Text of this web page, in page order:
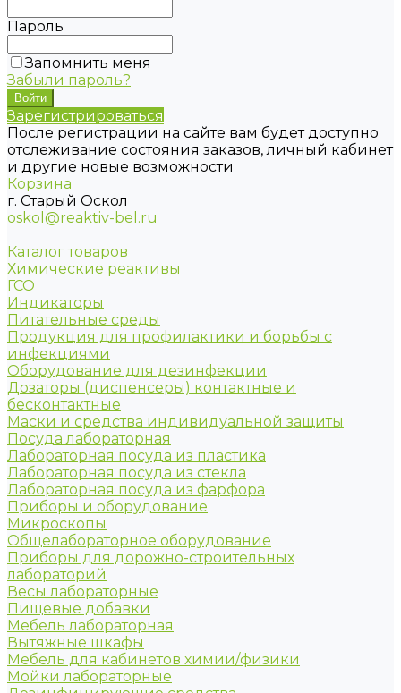
Пароль
Запомнить меня
Забыли пароль?
Зарегистрироваться
После регистрации на сайте вам будет доступно
отслеживание состояния заказов, личный кабинет
и другие новые возможности
Корзина
г. Старый Оскол
oskol@reaktiv-bel.ru
Каталог товаров
Химические реактивы
ГСО
Индикаторы
Питательные среды
Продукция для профилактики и борьбы с
инфекциями
Оборудование для дезинфекции
Дозаторы (диспенсеры) контактные и
бесконтактные
Маски и средства индивидуальной защиты
Посуда лабораторная
Лабораторная посуда из пластика
Лабораторная посуда из стекла
Лабораторная посуда из фарфора
Приборы и оборудование
Микроскопы
Общелабораторное оборудование
Приборы для дорожно-строительных
лабораторий
Весы лабораторные
Пищевые добавки
Мебель лабораторная
Вытяжные шкафы
Мебель для кабинетов химии/физики
Мойки лабораторные